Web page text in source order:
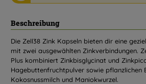
Beschreibung
Die Zell38 Zink Kapseln bieten dir eine
mit zwei ausgewählten Zinkverbindungen.
Plus kombiniert Zinkbisglycinat und
Hagebuttenfruchtpulver sowie pflanzlichen
Kokosnussmilch und Maniokwurzel.